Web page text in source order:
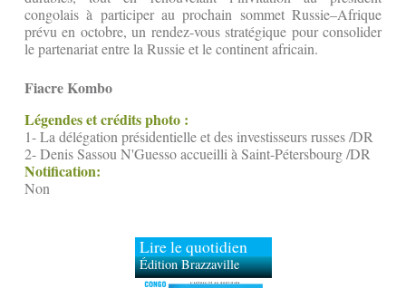
congolais à participer au prochain sommet Russie–Afrique
prévu en octobre, un rendez-vous stratégique pour consolider
le partenariat entre la Russie et le continent africain.
Fiacre Kombo
Légendes et crédits photo :
1- La délégation présidentielle et des investisseurs russes /DR
2- Denis Sassou N'Guesso accueilli à Saint-Pétersbourg /DR
Notification:
Non
Lire le quotidien
Édition Brazzaville